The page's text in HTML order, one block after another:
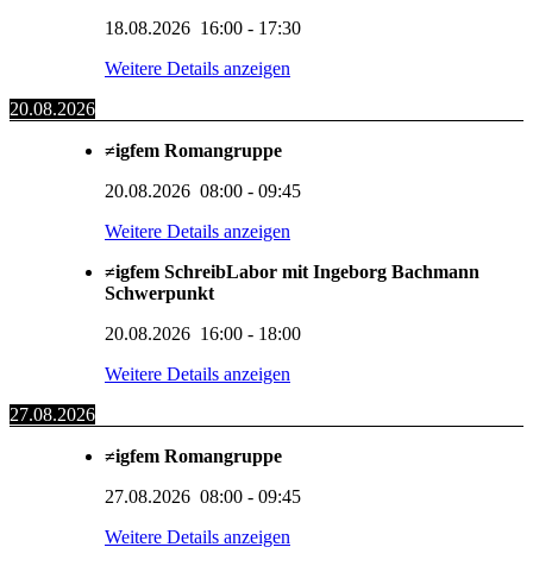
18.08.2026 16:00 - 17:30
Weitere Details anzeigen
20.08.2026
≠igfem Romangruppe
20.08.2026 08:00 - 09:45
Weitere Details anzeigen
≠igfem SchreibLabor mit Ingeborg Bachmann
Schwerpunkt
20.08.2026 16:00 - 18:00
Weitere Details anzeigen
27.08.2026
≠igfem Romangruppe
27.08.2026 08:00 - 09:45
Weitere Details anzeigen